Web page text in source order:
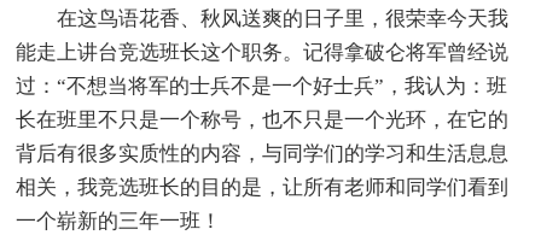
在这鸟语花香、秋风送爽的日子里，很荣幸今天我
能走上讲台竞选班长这个职务。记得拿破仑将军曾经说
过：“不想当将军的士兵不是一个好士兵”，我认为：班
长在班里不只是一个称号，也不只是一个光环，在它的
背后有很多实质性的内容，与同学们的学习和生活息息
相关，我竞选班长的目的是，让所有老师和同学们看到
一个崭新的三年一班！